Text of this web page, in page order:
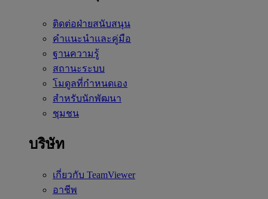
ติดต่อฝ่ายสนับสนุน
คำแนะนำและคู่มือ
ฐานความรู้
สถานะระบบ
โมดูลที่กำหนดเอง
สำหรับนักพัฒนา
ชุมชน
บริษัท
เกี่ยวกับ TeamViewer
อาชีพ